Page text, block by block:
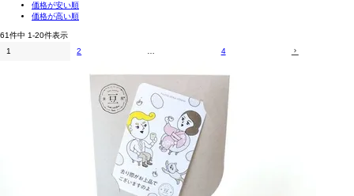
価格が安い順
価格が高い順
61件中 1-20件表示
1
2 4